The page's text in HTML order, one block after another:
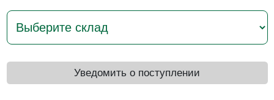
Уведомить о поступлении